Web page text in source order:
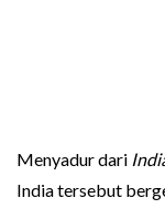
Menyadur dari
India tersebut